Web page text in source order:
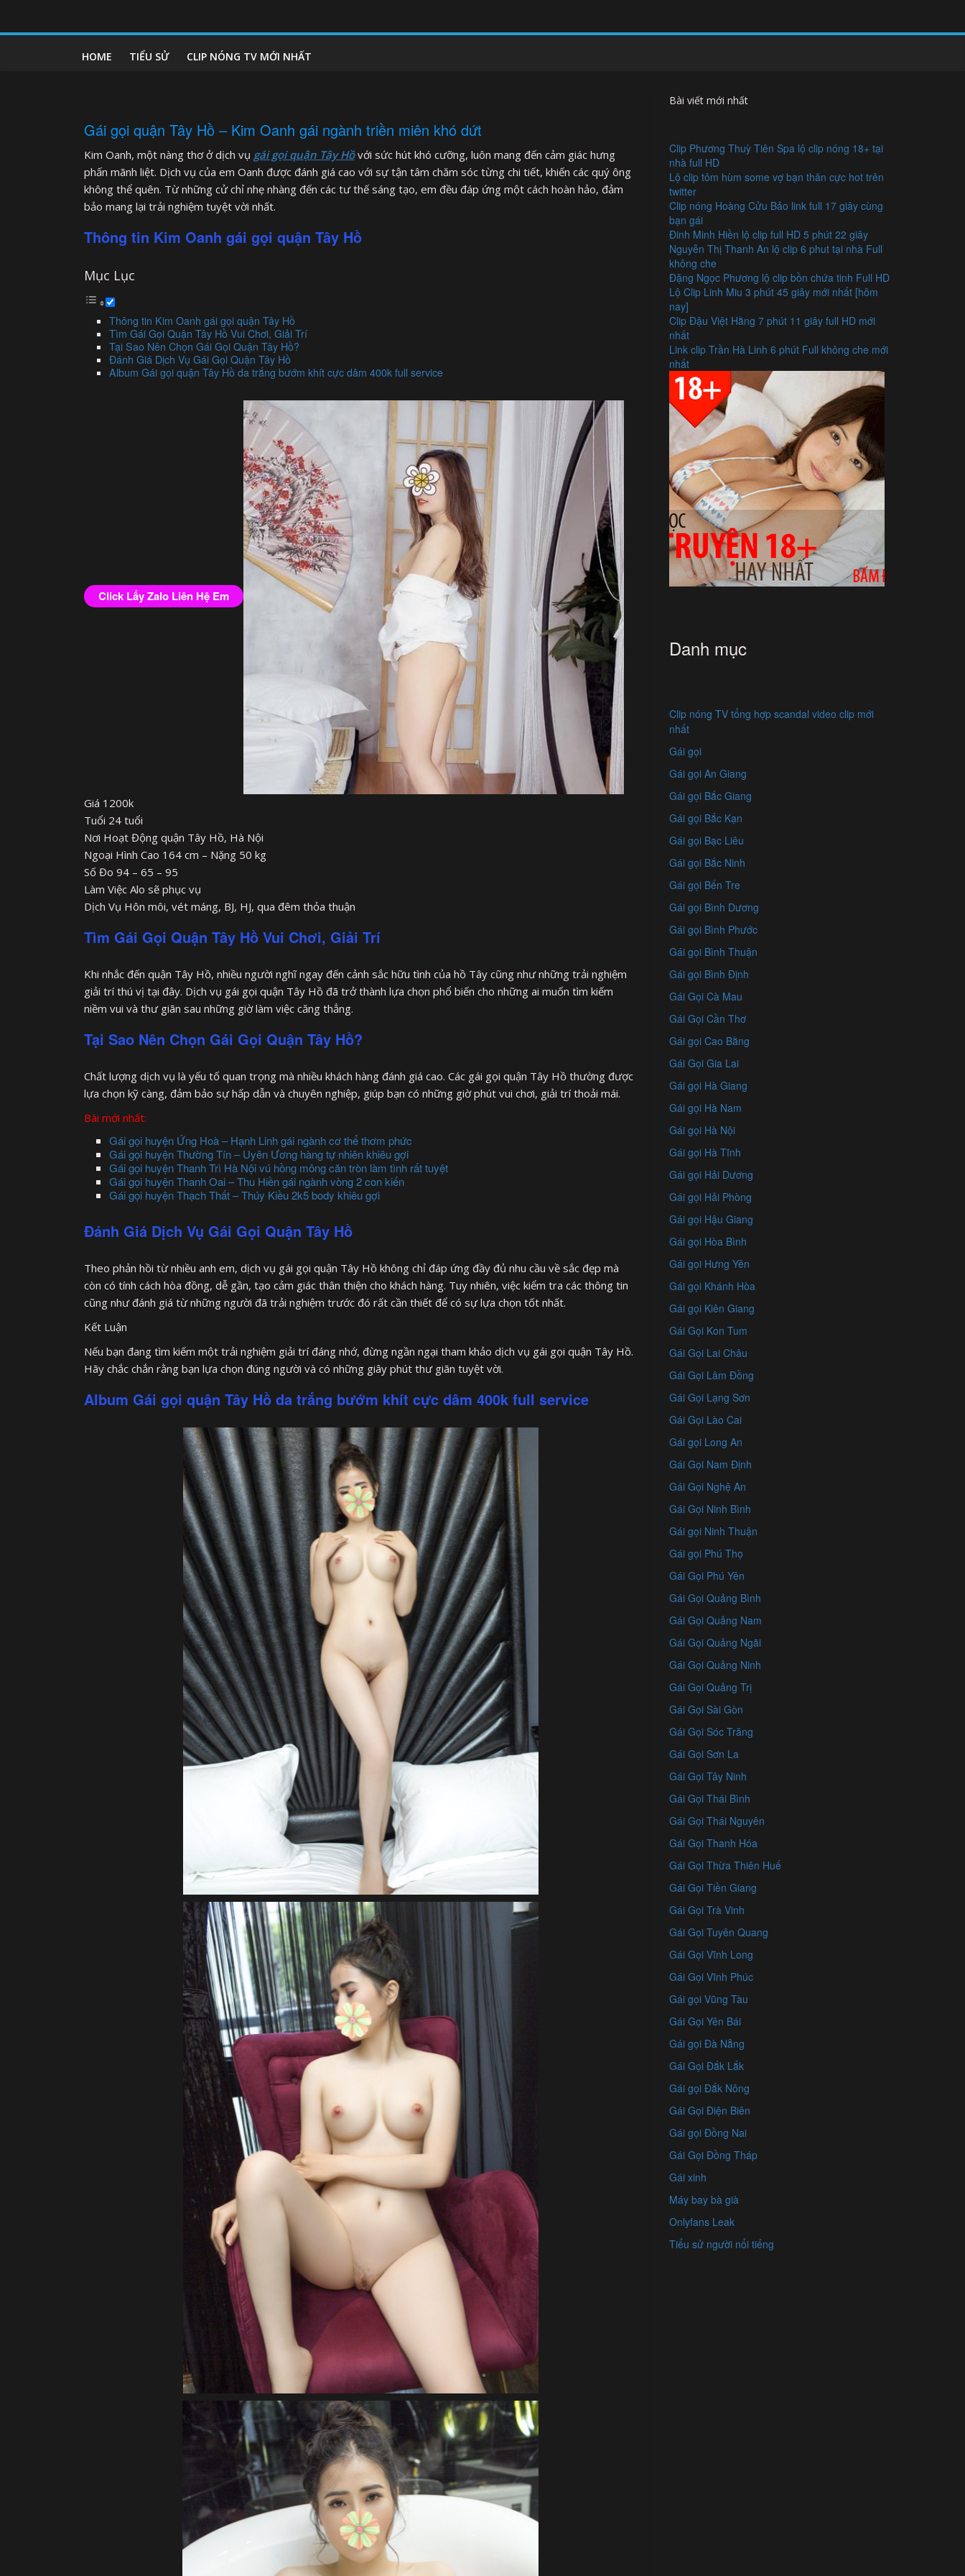
content
clipnonglive.com
HOME TIỂU SỬ CLIP NÓNG TV MỚI NHẤT
Gái gọi quận Tây Hồ – Kim Oanh gái ngành triền miên khó dứt
Kim Oanh, một nàng thơ ở dịch vụ gái gọi quận Tây Hồvới sức hút khó cưỡng, luôn mang đến cảm giác hưng
phấn mãnh liệt. Dịch vụ của em Oanh được đánh giá cao với sự tận tâm chăm sóc từng chi tiết, khiến các quý ông
không thể quên. Từ những cử chỉ nhẹ nhàng đến các tư thế sáng tạo, em đều đáp ứng một cách hoàn hảo, đảm
bảo mang lại trải nghiệm tuyệt vời nhất.
Thông tin Kim Oanh gái gọi quận Tây Hồ
Mục Lục
Thông tin Kim Oanh gái gọi quận Tây Hồ
Tìm Gái Gọi Quận Tây Hồ Vui Chơi, Giải Trí
Tại Sao Nên Chọn Gái Gọi Quận Tây Hồ?
Đánh Giá Dịch Vụ Gái Gọi Quận Tây Hồ
Album Gái gọi quận Tây Hồ da trắng bướm khít cực dâm 400k full service
Click Lấy Zalo Liên Hệ Em
Giá 1200k
Tuổi 24 tuổi
Nơi Hoạt Động quận Tây Hồ, Hà Nội
Ngoại Hình Cao 164 cm – Nặng 50 kg
Số Đo 94 – 65 – 95
Làm Việc Alo sẽ phục vụ
Dịch Vụ Hôn môi, vét máng, BJ, HJ, qua đêm thỏa thuận
Tìm Gái Gọi Quận Tây Hồ Vui Chơi, Giải Trí
Khi nhắc đến quận Tây Hồ, nhiều người nghĩ ngay đến cảnh sắc hữu tình của hồ Tây cũng như những trải nghiệm
giải trí thú vị tại đây. Dịch vụ gái gọi quận Tây Hồ đã trở thành lựa chọn phổ biến cho những ai muốn tìm kiếm
niềm vui và thư giãn sau những giờ làm việc căng thẳng.
Tại Sao Nên Chọn Gái Gọi Quận Tây Hồ?
Chất lượng dịch vụ là yếu tố quan trọng mà nhiều khách hàng đánh giá cao. Các gái gọi quận Tây Hồ thường được
lựa chọn kỹ càng, đảm bảo sự hấp dẫn và chuyên nghiệp, giúp bạn có những giờ phút vui chơi, giải trí thoải mái.
Bài mới nhất:
Gái gọi huyện Ứng Hoà – Hạnh Linh gái ngành cơ thể thơm phức
Gái gọi huyện Thường Tín – Uyên Ương hàng tự nhiên khiêu gợi
Gái gọi huyện Thanh Trì Hà Nội vú hồng mông căn tròn làm tình rất tuyệt
Gái gọi huyện Thanh Oai – Thu Hiền gái ngành vòng 2 con kiến
Gái gọi huyện Thạch Thất – Thúy Kiều 2k5 body khiêu gợi
Đánh Giá Dịch Vụ Gái Gọi Quận Tây Hồ
Theo phản hồi từ nhiều anh em, dịch vụ gái gọi quận Tây Hồ không chỉ đáp ứng đầy đủ nhu cầu về sắc đẹp mà
còn có tính cách hòa đồng, dễ gần, tạo cảm giác thân thiện cho khách hàng. Tuy nhiên, việc kiểm tra các thông tin
cũng như đánh giá từ những người đã trải nghiệm trước đó rất cần thiết để có sự lựa chọn tốt nhất.
Kết Luận
Nếu bạn đang tìm kiếm một trải nghiệm giải trí đáng nhớ, đừng ngần ngại tham khảo dịch vụ gái gọi quận Tây Hồ.
Hãy chắc chắn rằng bạn lựa chọn đúng người và có những giây phút thư giãn tuyệt vời.
Album Gái gọi quận Tây Hồ da trắng bướm khít cực dâm 400k full service
Bài viết mới nhất
Clip Phương Thuỳ Tiên Spa lộ clip nóng 18+ tại
nhà full HD
Lộ clip tôm hùm some vợ bạn thân cực hot trên
twitter
Clip nóng Hoàng Cửu Bảo link full 17 giây cùng
bạn gái
Đinh Minh Hiền lộ clip full HD 5 phút 22 giây
Nguyễn Thị Thanh An lộ clip 6 phut tại nhà Full
không che
Đặng Ngọc Phương lộ clip bồn chứa tinh Full HD
Lộ Clip Linh Miu 3 phút 45 giây mới nhất [hôm
nay]
Clip Đậu Việt Hằng 7 phút 11 giây full HD mới
nhất
Link clip Trần Hà Linh 6 phút Full không che mới
nhất
Danh mục
Clip nóng TV tổng hợp scandal video clip mới
nhất
Gái gọi
Gái gọi An Giang
Gái gọi Bắc Giang
Gái gọi Bắc Kạn
Gái gọi Bạc Liêu
Gái gọi Bắc Ninh
Gái gọi Bến Tre
Gái gọi Bình Dương
Gái gọi Bình Phước
Gái gọi Bình Thuận
Gái gọi Bình Định
Gái Gọi Cà Mau
Gái Gọi Cần Thơ
Gái gọi Cao Bằng
Gái Gọi Gia Lai
Gái gọi Hà Giang
Gái gọi Hà Nam
Gái gọi Hà Nội
Gái gọi Hà Tĩnh
Gái gọi Hải Dương
Gái gọi Hải Phòng
Gái gọi Hậu Giang
Gái gọi Hòa Bình
Gái gọi Hưng Yên
Gái gọi Khánh Hòa
Gái gọi Kiên Giang
Gái Gọi Kon Tum
Gái Gọi Lai Châu
Gái Gọi Lâm Đồng
Gái Gọi Lạng Sơn
Gái Gọi Lào Cai
Gái gọi Long An
Gái Gọi Nam Định
Gái Gọi Nghệ An
Gái Gọi Ninh Bình
Gái gọi Ninh Thuận
Gái gọi Phú Thọ
Gái Gọi Phú Yên
Gái Gọi Quảng Bình
Gái Gọi Quảng Nam
Gái Gọi Quảng Ngãi
Gái Gọi Quảng Ninh
Gái Gọi Quảng Trị
Gái Gọi Sài Gòn
Gái Gọi Sóc Trăng
Gái Gọi Sơn La
Gái Gọi Tây Ninh
Gái Gọi Thái Bình
Gái Gọi Thái Nguyên
Gái Gọi Thanh Hóa
Gái Gọi Thừa Thiên Huế
Gái Gọi Tiền Giang
Gái Gọi Trà Vinh
Gái Gọi Tuyên Quang
Gái Gọi Vĩnh Long
Gái Gọi Vĩnh Phúc
Gái gọi Vũng Tàu
Gái Gọi Yên Bái
Gái gọi Đà Nẵng
Gái Gọi Đắk Lắk
Gái gọi Đắk Nông
Gái Gọi Điện Biên
Gái gọi Đồng Nai
Gái Gọi Đồng Tháp
Gái xinh
Máy bay bà già
Onlyfans Leak
Tiểu sử người nổi tiếng